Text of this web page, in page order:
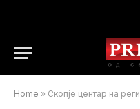
Home » Скопје центар на регионална